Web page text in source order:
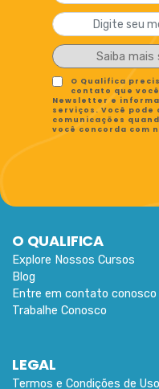
O Qualifica
contato que
Newsletter e
serviços. Você pode
comunicações
você concorda com
O QUALIFICA
Explore Nossos Cursos
Blog
Entre em contato conosco
Trabalhe Conosco
LEGAL
Termos e Condições de Uso